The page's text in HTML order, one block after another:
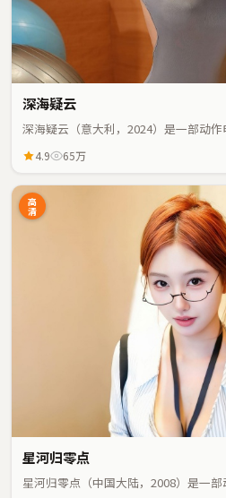
深海疑云
深海疑云（意大利，2024）是一部动
4.9 65万
高
清
星河归零点
星河归零点（中国大陆，2008）是一